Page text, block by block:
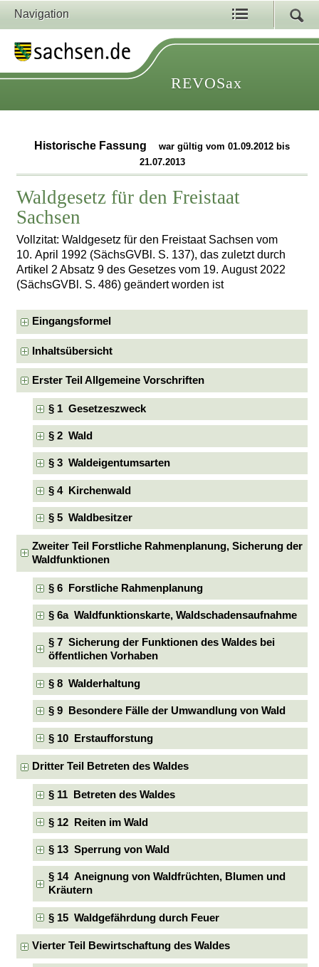
Navigation
REVOSax
Historische Fassung
war gültig vom 01.09.2012 bis
21.07.2013
Waldgesetz für den Freistaat
Sachsen
Vollzitat: Waldgesetz für den Freistaat Sachsen vom
10. April 1992 (SächsGVBl. S. 137), das zuletzt durch
Artikel 2 Absatz 9 des Gesetzes vom 19. August 2022
(SächsGVBl. S. 486) geändert worden ist
Eingangsformel
Inhaltsübersicht
Erster Teil Allgemeine Vorschriften
§ 1 Gesetzeszweck
§ 2 Wald
§ 3 Waldeigentumsarten
§ 4 Kirchenwald
§ 5 Waldbesitzer
Zweiter Teil Forstliche Rahmenplanung, Sicherung der
Waldfunktionen
§ 6 Forstliche Rahmenplanung
§ 6a Waldfunktionskarte, Waldschadensaufnahme
§ 7 Sicherung der Funktionen des Waldes bei
öffentlichen Vorhaben
§ 8 Walderhaltung
§ 9 Besondere Fälle der Umwandlung von Wald
§ 10 Erstaufforstung
Dritter Teil Betreten des Waldes
§ 11 Betreten des Waldes
§ 12 Reiten im Wald
§ 13 Sperrung von Wald
§ 14 Aneignung von Waldfrüchten, Blumen und
Kräutern
§ 15 Waldgefährdung durch Feuer
Vierter Teil Bewirtschaftung des Waldes